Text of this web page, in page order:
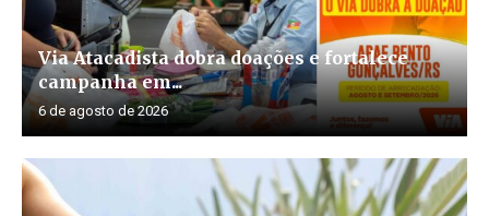
Via Atacadista dobra doações e fortalece
campanha em...
6 de agosto de 2026